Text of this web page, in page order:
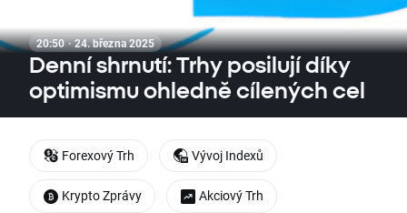
20:50 · 24. března 2025
Denní shrnutí: Trhy posilují díky
optimismu ohledně cílených cel
Forexový Trh Vývoj Indexů
Krypto Zprávy Akciový Trh